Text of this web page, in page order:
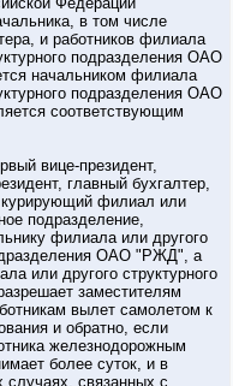
в том числе
и работников филиала
подразделения ОАО
начальником филиала
подразделения ОАО
соответствующим
вице-президент,
главный бухгалтер,
курирующий филиал или
подразделение,
филиала или другого
ОАО "РЖД", а
или другого структурного
заместителям
вылет самолетом к
и обратно, если
железнодорожным
более суток, и в
случаях, связанных с